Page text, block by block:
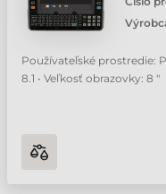
Používateľské prostredie:
8.1 • Veľkosť obrazovky: 8 "